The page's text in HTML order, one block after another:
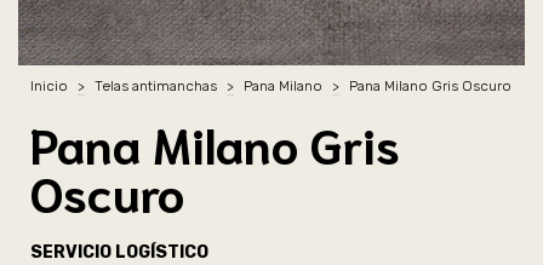
Inicio > Telas antimanchas > Pana Milano > Pana Milano Gris Oscuro
Pana Milano Gris
Oscuro
SERVICIO LOGÍSTICO